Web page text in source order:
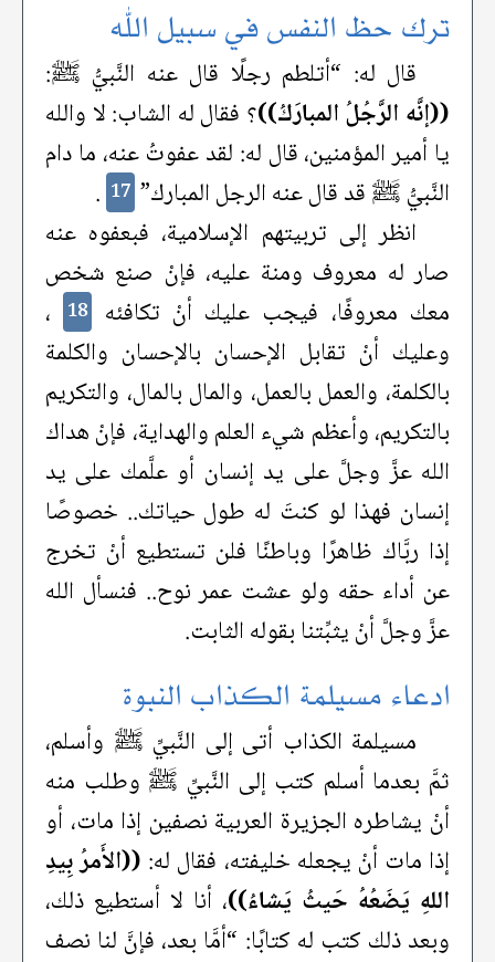
ترك حظ النفس في سبيل الله
قال له: “أتلطم رجلًا قال عنه النَّبيُّ ﷺ:
((إنَّه الرَّجُلُ المبارَكُ))؟ فقال له الشاب: لا والله
يا أمير المؤمنين، قال له: لقد عفوتُ عنه، ما دام
النَّبيُّ ﷺ قد قال عنه الرجل المبارك” 17
.
انظر إلى تربيتهم الإسلامية، فبعفوه عنه
صار له معروف ومنة عليه، فإنْ صنع شخص
معك معروفًا، فيجب عليك أنْ تكافئه 18
،
وعليك أنْ تقابل الإحسان بالإحسان والكلمة
بالكلمة، والعمل بالعمل، والمال بالمال، والتكريم
بالتكريم، وأعظم شيء العلم والهداية، فإنْ هداك
الله عزَّ وجلَّ على يد إنسان أو علَّمك على يد
إنسان فهذا لو كنتَ له طول حياتك.. خصوصًا
إذا ربَّاك ظاهرًا وباطنًا فلن تستطيع أنْ تخرج
عن أداء حقه ولو عشت عمر نوح.. فنسأل الله
عزَّ وجلَّ أنْ يثبِّتنا بقوله الثابت.
ادعاء مسيلمة الكذاب النبوة
مسيلمة الكذاب أتى إلى النَّبيِّ ﷺ وأسلم،
ثمَّ بعدما أسلم كتب إلى النَّبيِّ ﷺ وطلب منه
أنْ يشاطره الجزيرة العربية نصفين إذا مات، أو
إذا مات أنْ يجعله خليفته، فقال له: ((الأَمرُ بِيدِ
اللهِ يَضَعُهُ حَيثُ يَشاءُ))، أنا لا أستطيع ذلك،
وبعد ذلك كتب له كتابًا: “أمَّا بعد، فإنَّ لنا نصف